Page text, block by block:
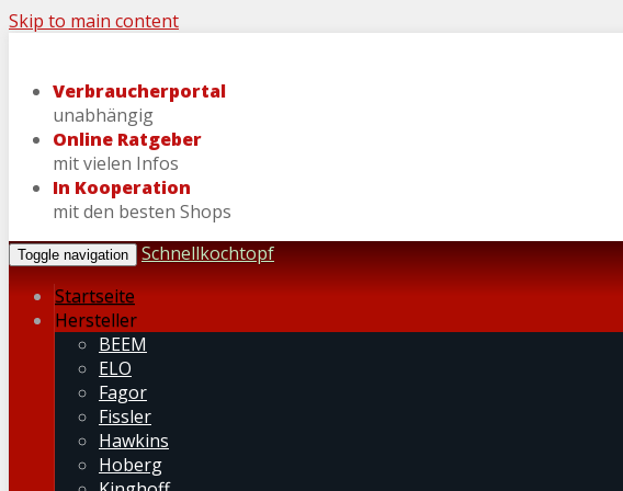
Skip to main content
Verbraucherportal
unabhängig
Online Ratgeber
mit vielen Infos
In Kooperation
mit den besten Shops
Toggle navigation
Schnellkochtopf
Startseite
Hersteller
BEEM
ELO
Fagor
Fissler
Hawkins
Hoberg